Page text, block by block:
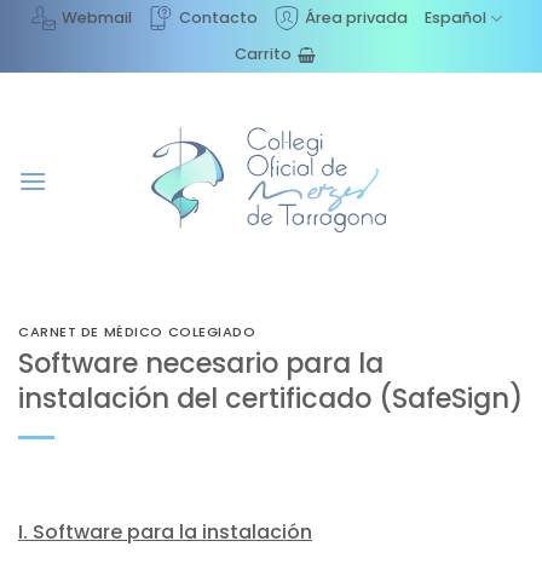
Saltar
contenido
Webmail Contacto Área privada
Español
Carrito
CARNET DE MÉDICO COLEGIADO
Software necesario para la
instalación del certificado (SafeSign)
I. Software para la instalación